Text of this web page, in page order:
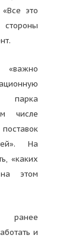
это
«важно
парка
числе
На
«каких
на этом
ранее
и